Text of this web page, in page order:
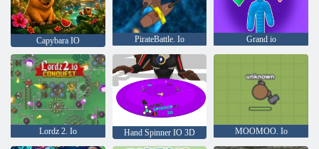
Capybara IO PirateBattle. Io Grand io
Lordz 2. Io Hand Spinner IO 3D MOOMOO. Io